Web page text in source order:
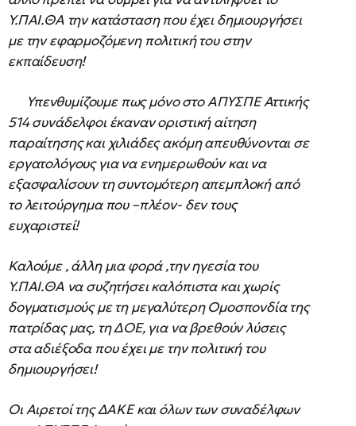
Υ.ΠΑΙ.ΘΑ την κατάσταση που έχει δημιουργήσει
με την εφαρμοζόμενη πολιτική του στην
εκπαίδευση!
Υπενθυμίζουμε πως μόνο στο ΑΠΥΣΠΕ Αττικής
514 συνάδελφοι έκαναν οριστική αίτηση
παραίτησης και χιλιάδες ακόμη απευθύνονται σε
εργατολόγους για να ενημερωθούν και να
εξασφαλίσουν τη συντομότερη απεμπλοκή από
το λειτούργημα που –πλέον- δεν τους
ευχαριστεί!
Καλούμε , άλλη μια φορά ,την ηγεσία του
Υ.ΠΑΙ.ΘΑ να συζητήσει καλόπιστα και χωρίς
δογματισμούς με τη μεγαλύτερη Ομοσπονδία της
πατρίδας μας, τη ΔΟΕ, για να βρεθούν λύσεις
στα αδιέξοδα που έχει με την πολιτική του
δημιουργήσει!
Οι Αιρετοί της ΔΑΚΕ και όλων των συναδέλφων